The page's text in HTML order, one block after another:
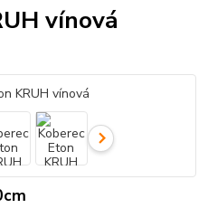
vínová